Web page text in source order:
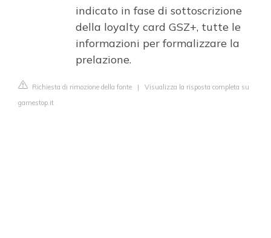
indicato in fase di sottoscrizione
della loyalty card GSZ+, tutte le
informazioni per formalizzare la
prelazione.
Richiesta di rimozione della fonte | Visualizza la risposta completa su
gamestop.it